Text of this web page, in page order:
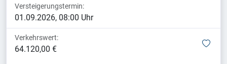
Versteigerungstermin:
01.09.2026, 08:00 Uhr
Verkehrswert:
64.120,00 €